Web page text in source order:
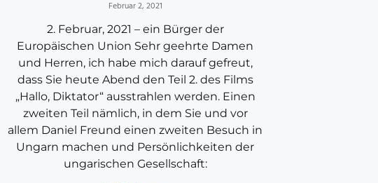
Februar 2, 2021
2. Februar, 2021 – ein Bürger der
Europäischen Union Sehr geehrte Damen
und Herren, ich habe mich darauf gefreut,
dass Sie heute Abend den Teil 2. des Films
„Hallo, Diktator“ ausstrahlen werden. Einen
zweiten Teil nämlich, in dem Sie und vor
allem Daniel Freund einen zweiten Besuch in
Ungarn machen und Persönlichkeiten der
ungarischen Gesellschaft: